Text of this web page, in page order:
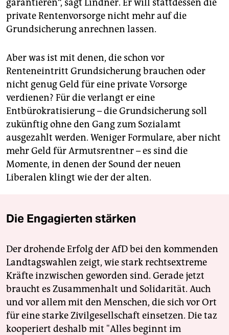
garantieren“, sagt Lindner. Er will stattdessen die
private Rentenvorsorge nicht mehr auf die
Grundsicherung anrechnen lassen.
Aber was ist mit denen, die schon vor
Renteneintritt Grundsicherung brauchen oder
nicht genug Geld für eine private Vorsorge
verdienen? Für die verlangt er eine
Entbürokratisierung – die Grundsicherung soll
zukünftig ohne den Gang zum Sozialamt
ausgezahlt werden. Weniger Formulare, aber nicht
mehr Geld für Armutsrentner – es sind die
Momente, in denen der Sound der neuen
Liberalen klingt wie der der alten.
Die Engagierten stärken
Der drohende Erfolg der AfD bei den kommenden
Landtagswahlen zeigt, wie stark rechtsextreme
Kräfte inzwischen geworden sind. Gerade jetzt
braucht es Zusammenhalt und Solidarität. Auch
und vor allem mit den Menschen, die sich vor Ort
für eine starke Zivilgesellschaft einsetzen. Die taz
kooperiert deshalb mit "Alles beginnt im